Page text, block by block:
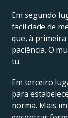
Em segundo
facilidade de
que, à primeira
paciência. O
tu.
Em terceiro
para
norma. Mais